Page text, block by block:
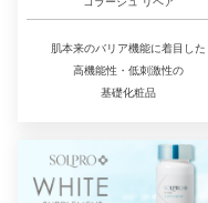
肌本来のバリア機能に着目した
高機能性・低刺激性の
基礎化粧品